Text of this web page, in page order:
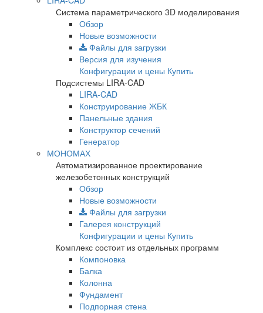
Система параметрического 3D моделирования
Обзор
Новые возможности
Файлы для загрузки
Версия для изучения
Конфигурации и цены Купить
Подсистемы LIRA-CAD
LIRA-CAD
Конструирование ЖБК
Панельные здания
Конструктор сечений
Генератор
МОНОМАХ
Автоматизированное проектирование
железобетонных конструкций
Обзор
Новые возможности
Файлы для загрузки
Галерея конструкций
Конфигурации и цены Купить
Комплекс состоит из отдельных программ
Компоновка
Балка
Колонна
Фундамент
Подпорная стена